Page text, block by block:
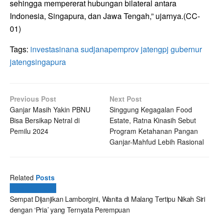
sehingga mempererat hubungan bilateral antara
Indonesia, Singapura, dan Jawa Tengah,” ujarnya.(CC-
01)
Tags: investasinana sudjanapemprov jatengpj gubernur
jatengsingapura
Previous Post
Ganjar Masih Yakin PBNU
Bisa Bersikap Netral di
Pemilu 2024
Next Post
Singgung Kegagalan Food
Estate, Ratna Kinasih Sebut
Program Ketahanan Pangan
Ganjar-Mahfud Lebih Rasional
Related Posts
Sempat Dijanjikan Lamborgini, Wanita di Malang Tertipu Nikah Siri
dengan ‘Pria’ yang Ternyata Perempuan